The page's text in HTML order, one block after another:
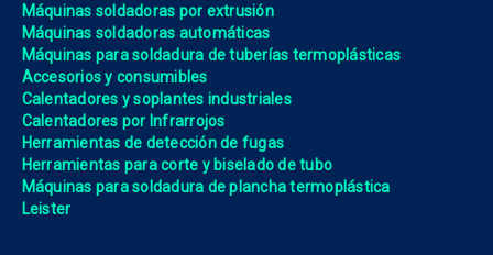
Máquinas soldadoras por extrusión
Máquinas soldadoras automáticas
Máquinas para soldadura de tuberías termoplásticas
Accesorios y consumibles
Calentadores y soplantes industriales
Calentadores por Infrarrojos
Herramientas de detección de fugas
Herramientas para corte y biselado de tubo
Máquinas para soldadura de plancha termoplástica
Leister